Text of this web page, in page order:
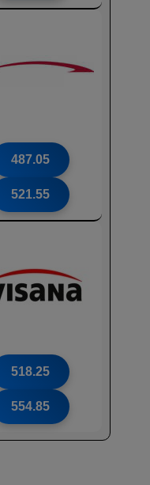
487.05
521.55
518.25
554.85